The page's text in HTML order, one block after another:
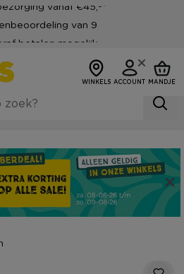
vanaf €45,-*
van 9
betalen mogelijk
WINKELS ACCOUNT MANDJE